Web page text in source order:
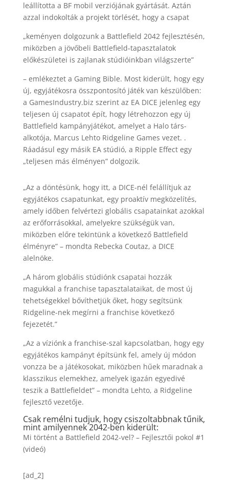
leállította a BF mobil verziójának gyártását. Aztán
azzal indokolták a projekt törlését, hogy a csapat
„keményen dolgozunk a Battlefield 2042 fejlesztésén,
miközben a jövőbeli Battlefield-tapasztalatok
előkészületei is zajlanak stúdióinkban világszerte”
– emlékeztet a Gaming Bible. Most kiderült, hogy egy
új, egyjátékosra összpontosító játék van készülőben:
a GamesIndustry.biz szerint az EA DICE jelenleg egy
teljesen új csapatot épít, hogy létrehozzon egy új
Battlefield kampányjátékot, amelyet a Halo társ-
alkotója, Marcus Lehto Ridgeline Games vezet. .
Ráadásul egy másik EA stúdió, a Ripple Effect egy
„teljesen más élményen” dolgozik.
„Az a döntésünk, hogy itt, a DICE-nél felállítjuk az
egyjátékos csapatunkat, egy proaktív megközelítés,
amely időben felvértezi globális csapatainkat azokkal
az erőforrásokkal, amelyekre szükségük van,
miközben előre tekintünk a következő Battlefield
élményre” – mondta Rebecka Coutaz, a DICE
alelnöke.
„A három globális stúdiónk csapatai hozzák
magukkal a franchise tapasztalataikat, de most új
tehetségekkel bővíthetjük őket, hogy segítsünk
Ridgeline-nek megírni a franchise következő
fejezetét.”
„Az a víziónk a franchise-szal kapcsolatban, hogy egy
egyjátékos kampányt építsünk fel, amely új módon
vonzza be a játékosokat, miközben hűek maradnak a
klasszikus elemekhez, amelyek igazán egyedivé
teszik a Battlefieldet” – mondta Lehto, a Ridgeline
fejlesztő vezetője.
Csak remélni tudjuk, hogy csiszoltabbnak tűnik,
mint amilyennek 2042-ben kiderült:
Mi történt a Battlefield 2042-vel? – Fejlesztői pokol #1
(videó)
[ad_2]